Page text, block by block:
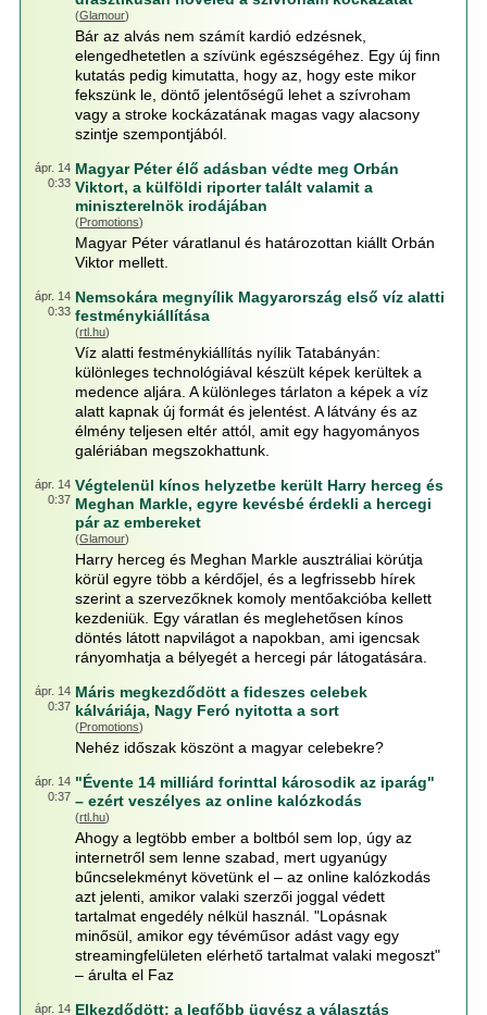
(Glamour)
Bár az alvás nem számít kardió edzésnek,
elengedhetetlen a szívünk egészségéhez. Egy új finn
kutatás pedig kimutatta, hogy az, hogy este mikor
fekszünk le, döntő jelentőségű lehet a szívroham
vagy a stroke kockázatának magas vagy alacsony
szintje szempontjából.
ápr. 14
0:33
Magyar Péter élő adásban védte meg Orbán
Viktort, a külföldi riporter talált valamit a
miniszterelnök irodájában
(Promotions)
Magyar Péter váratlanul és határozottan kiállt Orbán
Viktor mellett.
ápr. 14
0:33
Nemsokára megnyílik Magyarország első víz alatti
festménykiállítása
(rtl.hu)
Víz alatti festménykiállítás nyílik Tatabányán:
különleges technológiával készült képek kerültek a
medence aljára. A különleges tárlaton a képek a víz
alatt kapnak új formát és jelentést. A látvány és az
élmény teljesen eltér attól, amit egy hagyományos
galériában megszokhattunk.
ápr. 14
0:37
Végtelenül kínos helyzetbe került Harry herceg és
Meghan Markle, egyre kevésbé érdekli a hercegi
pár az embereket
(Glamour)
Harry herceg és Meghan Markle ausztráliai körútja
körül egyre több a kérdőjel, és a legfrissebb hírek
szerint a szervezőknek komoly mentőakcióba kellett
kezdeniük. Egy váratlan és meglehetősen kínos
döntés látott napvilágot a napokban, ami igencsak
rányomhatja a bélyegét a hercegi pár látogatására.
ápr. 14
0:37
Máris megkezdődött a fideszes celebek
kálváriája, Nagy Feró nyitotta a sort
(Promotions)
Nehéz időszak köszönt a magyar celebekre?
ápr. 14
0:37
"Évente 14 milliárd forinttal károsodik az iparág"
– ezért veszélyes az online kalózkodás
(rtl.hu)
Ahogy a legtöbb ember a boltból sem lop, úgy az
internetről sem lenne szabad, mert ugyanúgy
bűncselekményt követünk el – az online kalózkodás
azt jelenti, amikor valaki szerzői joggal védett
tartalmat engedély nélkül használ. "Lopásnak
minősül, amikor egy tévéműsor adást vagy egy
streamingfelületen elérhető tartalmat valaki megoszt"
– árulta el Faz
ápr. 14 Elkezdődött: a legfőbb ügyész a választás